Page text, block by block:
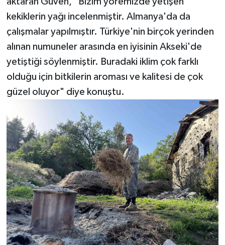
kekiklerin yağı incelenmiştir. Almanya'da da
çalışmalar yapılmıştır. Türkiye'nin birçok yerinden
alınan numuneler arasında en iyisinin Akseki'de
yetiştiği söylenmiştir. Buradaki iklim çok farklı
olduğu için bitkilerin aroması ve kalitesi de çok
güzel oluyor" diye konuştu.